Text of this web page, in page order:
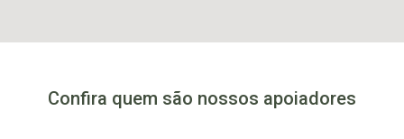
Confira quem são nossos apoiadores